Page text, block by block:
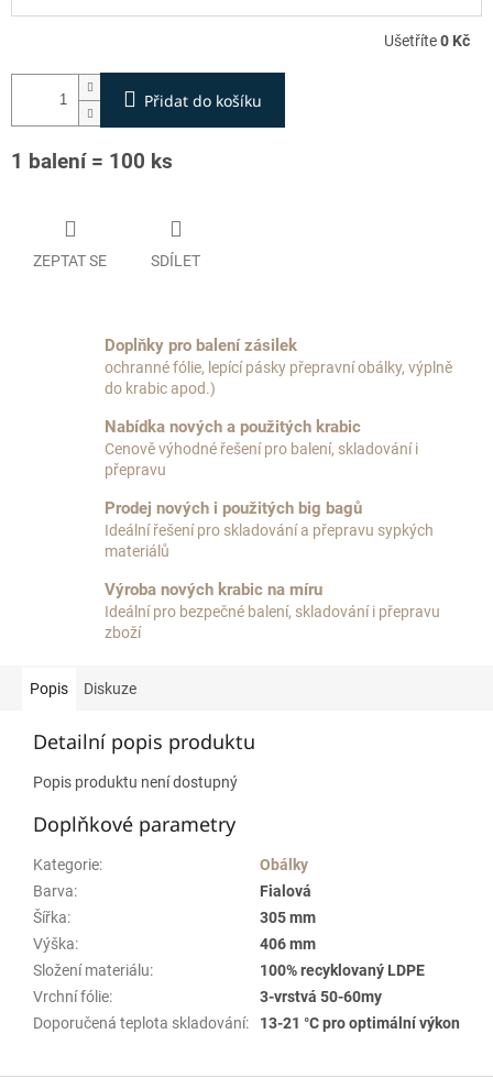
Ušetříte0 Kč
Přidat do košíku
1 balení = 100 ks
ZEPTAT SE SDÍLET
Doplňky pro balení zásilek
ochranné fólie, lepící pásky přepravní obálky, výplně
do krabic apod.)
Nabídka nových a použitých krabic
Cenově výhodné řešení pro balení, skladování i
přepravu
Prodej nových i použitých big bagů
Ideální řešení pro skladování a přepravu sypkých
materiálů
Výroba nových krabic na míru
Ideální pro bezpečné balení, skladování i přepravu
zboží
Popis Diskuze
Detailní popis produktu
Popis produktu není dostupný
Doplňkové parametry
Kategorie:
Obálky
Barva:
Fialová
Šířka:
305 mm
Výška:
406 mm
Složení materiálu:
100% recyklovaný LDPE
Vrchní fólie:
3-vrstvá 50-60my
Doporučená teplota skladování: 13-21 °C pro optimální výkon